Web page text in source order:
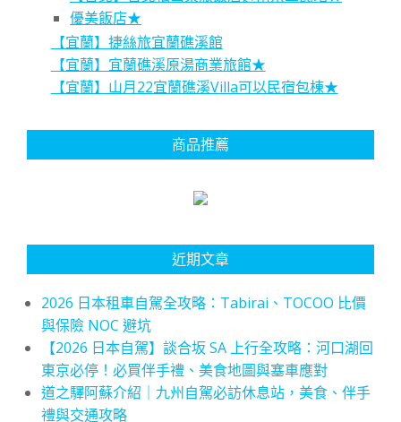
優美飯店★
【宜蘭】捷絲旅宜蘭礁溪館
【宜蘭】宜蘭礁溪原湯商業旅館★
【宜蘭】山月22宜蘭礁溪Villa可以民宿包棟★
商品推薦
近期文章
2026 日本租車自駕全攻略：Tabirai、TOCOO 比價
與保險 NOC 避坑
【2026 日本自駕】談合坂 SA 上行全攻略：河口湖回
東京必停！必買伴手禮、美食地圖與塞車應對
道之驛阿蘇介紹｜九州自駕必訪休息站，美食、伴手
禮與交通攻略